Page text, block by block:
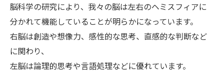
脳科学の研究により、我々の脳は左右のヘミスフィアに
分かれて機能していることが明らかになっています。
右脳は創造や想像力、感性的な思考、直感的な判断など
に関わり、
左脳は論理的思考や言語処理などに優れています。